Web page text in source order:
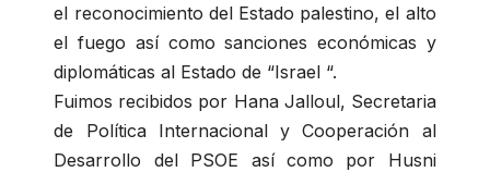
el reconocimiento del Estado palestino, el alto
el fuego así como sanciones económicas y
diplomáticas al Estado de “Israel “.
Fuimos recibidos por Hana Jalloul, Secretaria
de Política Internacional y Cooperación al
Desarrollo del PSOE así como por Husni